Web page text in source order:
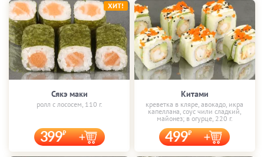
Сякэ маки
ролл с лососем, 110 г.
399
ХИТ!
Китами
креветка в кляре, авокадо, икра
капеллана, соус чили сладкий,
майонез; в огурце, 220 г.
499